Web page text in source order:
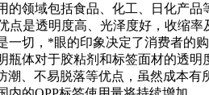
领域包括食品、化工、日化产品
点是透明度高、光泽度好，收缩
切，*眼的印象决定了消费者
体对于胶粘剂和标签面材的透明
潮、不易脱落等优点，虽然成本